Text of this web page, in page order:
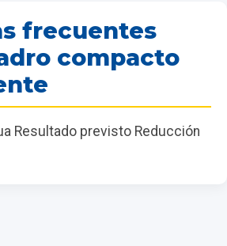
frecuentes
compacto
Resultado previsto Reducción